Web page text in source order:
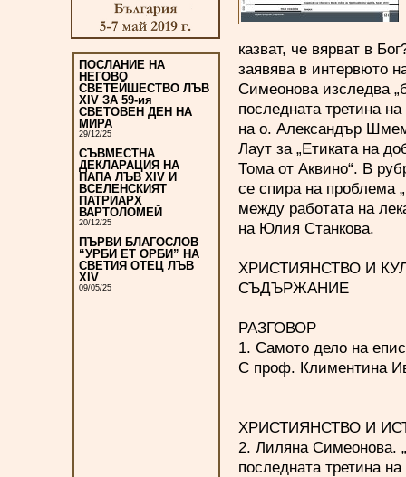
ПОСЛАНИЕ НА
НЕГОВО
СВЕТЕЙШЕСТВО ЛЪВ
XIV ЗА 59-ия
СВЕТОВЕН ДЕН НА
МИРА
29/12/25
СЪВМЕСТНА
ДЕКЛАРАЦИЯ НА
ПАПА ЛЪВ XIV И
ВСЕЛЕНСКИЯТ
ПАТРИАРХ
ВАРТОЛОМЕЙ
20/12/25
ПЪРВИ БЛАГОСЛОВ
“УРБИ ЕТ ОРБИ” НА
СВЕТИЯ ОТЕЦ ЛЪВ
XIV
09/05/25
казват, че вярват в
заявява в интервюто
Симеонова изследва
последната третина
на о. Александър
Лаут за „Етиката на
Тома от Аквино“. В
се спира на проблема
между работата на
на Юлия Станкова.
ХРИСТИЯНСТВО И
СЪДЪРЖАНИЕ
РАЗГОВОР
1. Самото дело на
С проф. Климентина
ХРИСТИЯНСТВО И
2. Лиляна Симеонова.
последната третина